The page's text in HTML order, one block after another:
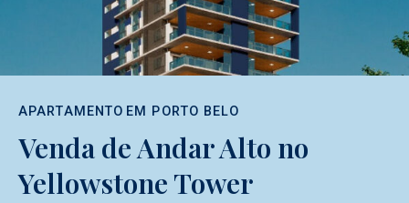
APARTAMENTO EM PORTO BELO
Venda de Andar Alto no
Yellowstone Tower